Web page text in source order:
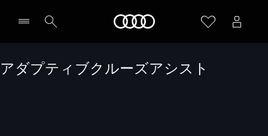
アダプティブクルーズアシスト